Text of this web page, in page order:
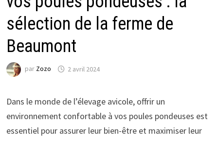
sélection de la ferme de
Beaumont
par Zozo 2 avril 2024
Dans le monde de l’élevage avicole, offrir un
environnement confortable à vos poules pondeuses est
essentiel pour assurer leur bien-être et maximiser leur